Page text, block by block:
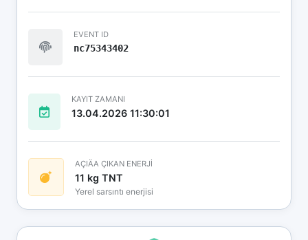
EVENT ID
nc75343402
KAYIT ZAMANI
13.04.2026 11:30:01
AÇIÄA ÇIKAN ENERJİ
11 kg TNT
Yerel sarsıntı enerjisi